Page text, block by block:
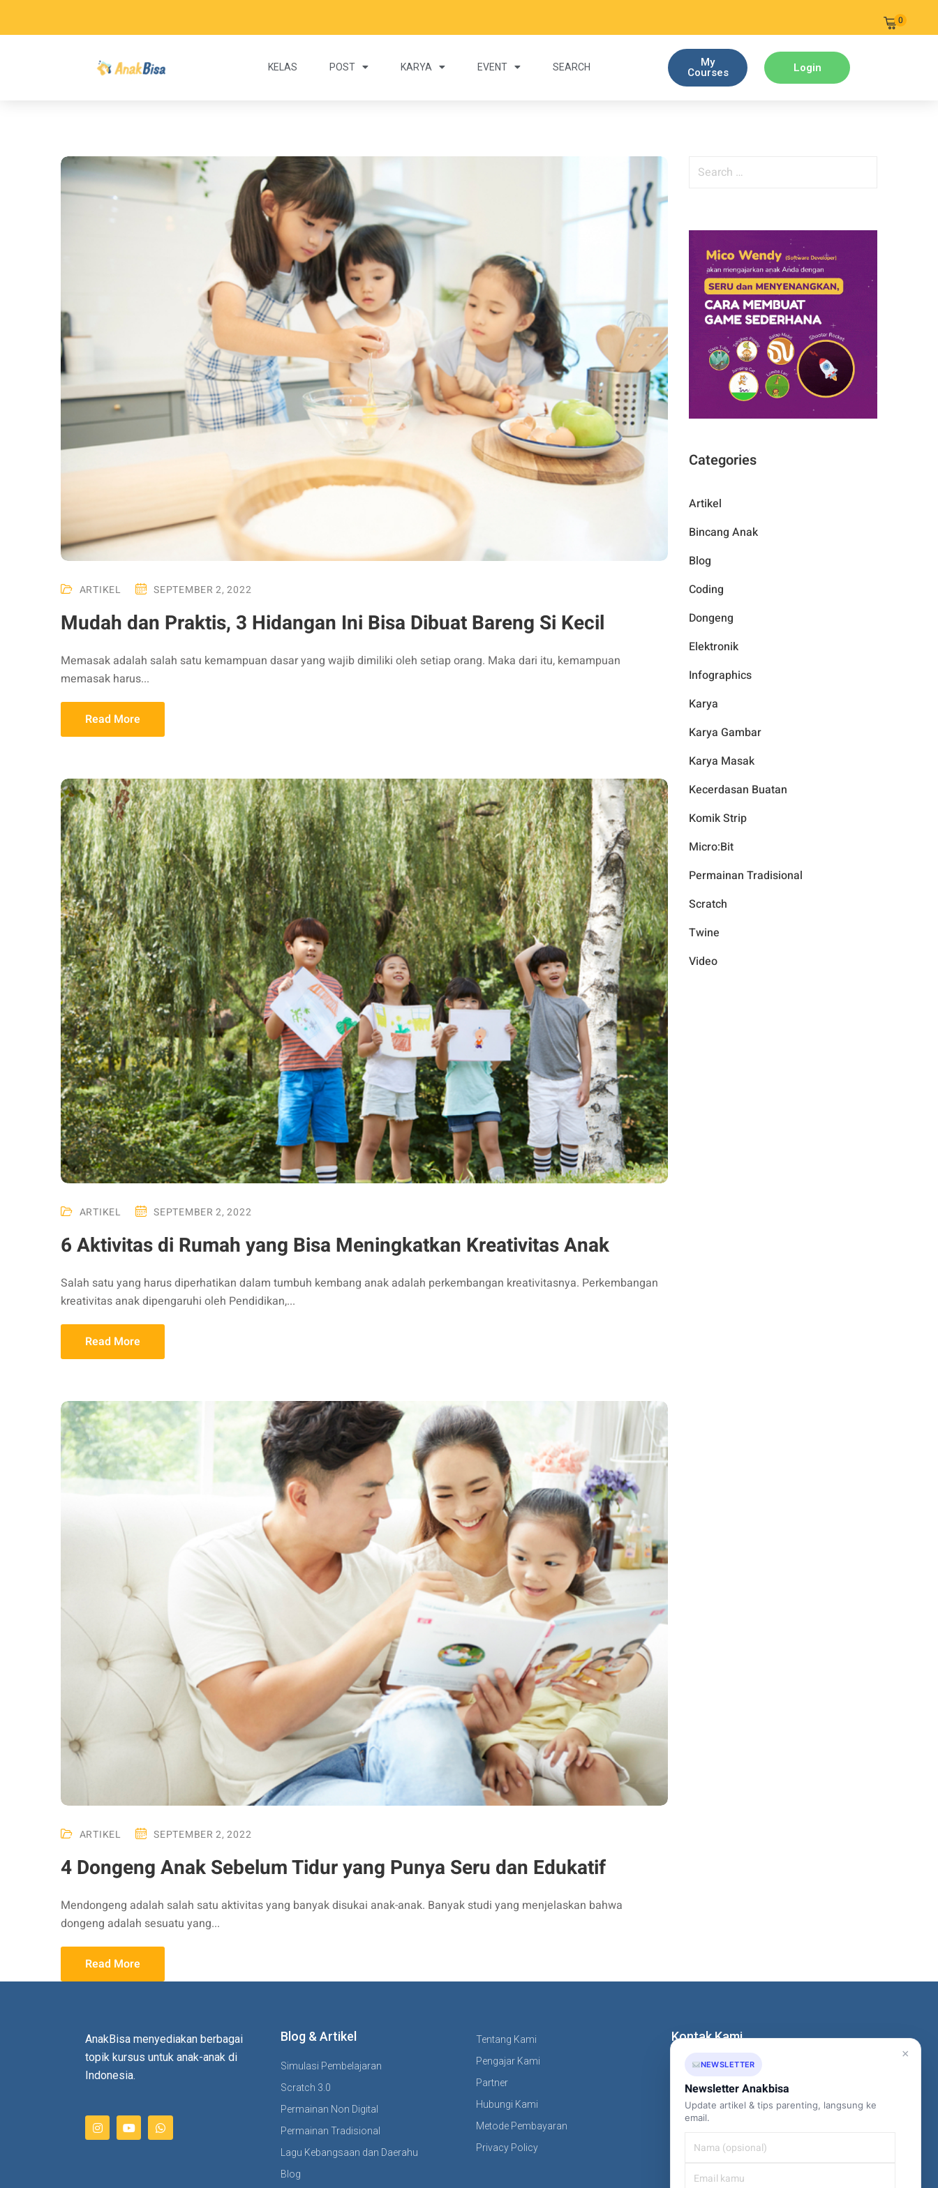
0
KELAS POST KARYA EVENT SEARCH
My
Courses
Login
ARTIKEL SEPTEMBER 2, 2022
Mudah dan Praktis, 3 Hidangan Ini Bisa Dibuat Bareng Si Kecil
Memasak adalah salah satu kemampuan dasar yang wajib dimiliki oleh setiap orang. Maka dari itu, kemampuan
memasak harus...
Read More
ARTIKEL SEPTEMBER 2, 2022
6 Aktivitas di Rumah yang Bisa Meningkatkan Kreativitas Anak
Salah satu yang harus diperhatikan dalam tumbuh kembang anak adalah perkembangan kreativitasnya. Perkembangan
kreativitas anak dipengaruhi oleh Pendidikan,...
Read More
ARTIKEL SEPTEMBER 2, 2022
4 Dongeng Anak Sebelum Tidur yang Punya Seru dan Edukatif
Mendongeng adalah salah satu aktivitas yang banyak disukai anak-anak. Banyak studi yang menjelaskan bahwa
dongeng adalah sesuatu yang...
Read More
Categories
Artikel
Bincang Anak
Blog
Coding
Dongeng
Elektronik
Infographics
Karya
Karya Gambar
Karya Masak
Kecerdasan Buatan
Komik Strip
Micro:Bit
Permainan Tradisional
Scratch
Twine
Video
AnakBisa menyediakan berbagai
topik kursus untuk anak-anak di
Indonesia.
Blog & Artikel
Simulasi Pembelajaran
Scratch 3.0
Permainan Non Digital
Permainan Tradisional
Lagu Kebangsaan dan Daerahu
Blog
Tentang Kami
Pengajar Kami
Partner
Hubungi Kami
Metode Pembayaran
Privacy Policy
Kontak Kami
+62-851-8685-2020
hi@anakbisa.com
×
NEWSLETTER
Newsletter Anakbisa
Update artikel & tips parenting, langsung ke
email.